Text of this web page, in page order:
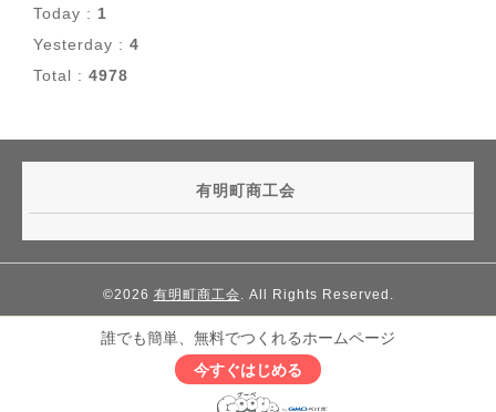
Today : 1
Yesterday : 4
Total : 4978
有明町商工会
©2026 有明町商工会. All Rights Reserved.
誰でも簡単、無料でつくれるホームページ
今すぐはじめる